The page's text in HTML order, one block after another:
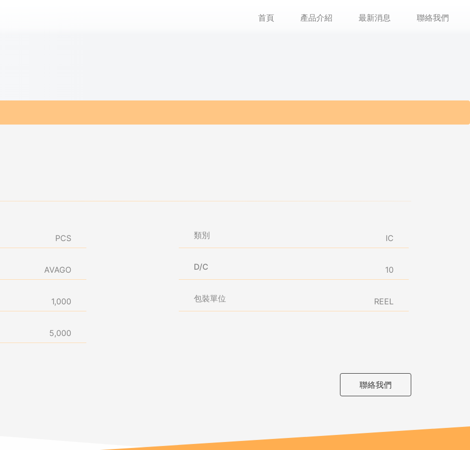
首頁 產品介紹 最新消息 聯絡我們
PCS 類別 IC
AVAGO D/C 10
1,000 包裝單位 REEL
5,000
聯絡我們